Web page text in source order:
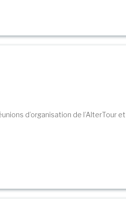
d’organisation de l’AlterTour et